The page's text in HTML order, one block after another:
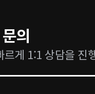
의
게 1:1 상담을 진